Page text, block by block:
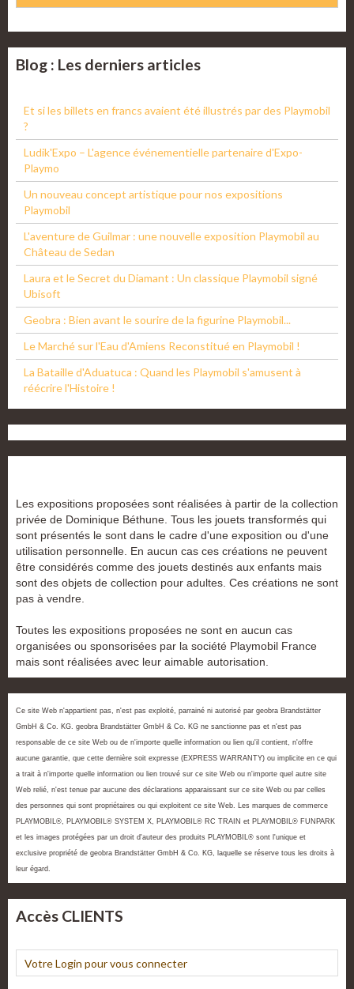
Blog : Les derniers articles
Et si les billets en francs avaient été illustrés par des Playmobil
?
Ludik'Expo – L'agence événementielle partenaire d'Expo-
Playmo
Un nouveau concept artistique pour nos expositions
Playmobil
L'aventure de Guilmar : une nouvelle exposition Playmobil au
Château de Sedan
Laura et le Secret du Diamant : Un classique Playmobil signé
Ubisoft
Geobra : Bien avant le sourire de la figurine Playmobil...
Le Marché sur l'Eau d'Amiens Reconstitué en Playmobil !
La Bataille d'Aduatuca : Quand les Playmobil s'amusent à
réécrire l'Histoire !
Les expositions proposées sont réalisées à partir de la collection
privée de Dominique Béthune. Tous les jouets transformés qui
sont présentés le sont dans le cadre d'une exposition ou d'une
utilisation personnelle. En aucun cas ces créations ne peuvent
être considérés comme des jouets destinés aux enfants mais
sont des objets de collection pour adultes. Ces créations ne sont
pas à vendre.
Toutes les expositions proposées ne sont en aucun cas
organisées ou sponsorisées par la société Playmobil France
mais sont réalisées avec leur aimable autorisation.
Ce site Web n'appartient pas, n'est pas exploité, parrainé ni autorisé par geobra Brandstätter
GmbH & Co. KG. geobra Brandstätter GmbH & Co. KG ne sanctionne pas et n'est pas
responsable de ce site Web ou de n'importe quelle information ou lien qu'il contient, n'offre
aucune garantie, que cette dernière soit expresse (EXPRESS WARRANTY) ou implicite en ce qui
a trait à n'importe quelle information ou lien trouvé sur ce site Web ou n'importe quel autre site
Web relié, n'est tenue par aucune des déclarations apparaissant sur ce site Web ou par celles
des personnes qui sont propriétaires ou qui exploitent ce site Web. Les marques de commerce
PLAYMOBIL®, PLAYMOBIL® SYSTEM X, PLAYMOBIL® RC TRAIN et PLAYMOBIL® FUNPARK
et les images protégées par un droit d'auteur des produits PLAYMOBIL® sont l'unique et
exclusive propriété de geobra Brandstätter GmbH & Co. KG, laquelle se réserve tous les droits à
leur égard.
Accès CLIENTS